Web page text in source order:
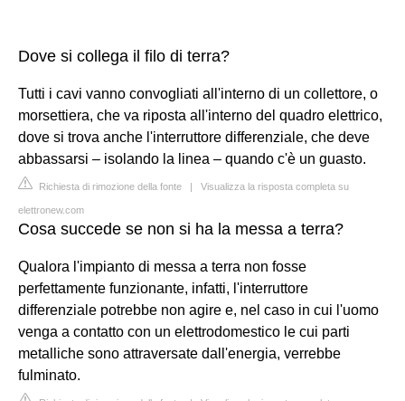
Dove si collega il filo di terra?
Tutti i cavi vanno convogliati all'interno di un collettore, o
morsettiera, che va riposta all'interno del quadro elettrico,
dove si trova anche l'interruttore differenziale, che deve
abbassarsi – isolando la linea – quando c'è un guasto.
Richiesta di rimozione della fonte | Visualizza la risposta completa su
elettronew.com
Cosa succede se non si ha la messa a terra?
Qualora l'impianto di messa a terra non fosse
perfettamente funzionante, infatti, l'interruttore
differenziale potrebbe non agire e, nel caso in cui l'uomo
venga a contatto con un elettrodomestico le cui parti
metalliche sono attraversate dall'energia, verrebbe
fulminato.